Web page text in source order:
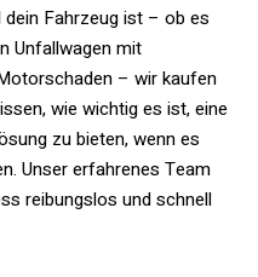
Fahrzeug ist – ob es
Unfallwagen mit
– wir kaufen
wie wichtig es ist, eine
zu bieten, wenn es
Unser erfahrenes Team
reibungslos und schnell